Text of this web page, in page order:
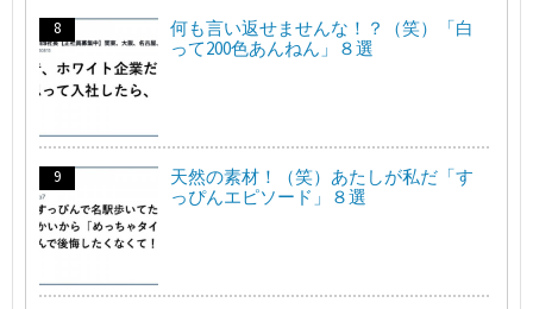
何も言い返せませんな！？（笑）「白
って200色あんねん」８選
天然の素材！（笑）あたしが私だ「す
っぴんエピソード」８選